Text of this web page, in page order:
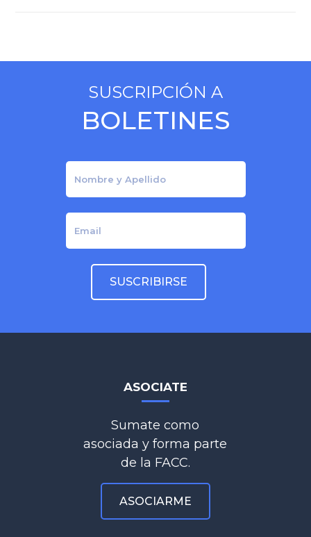
SUSCRIPCIÓN A
BOLETINES
ASOCIATE
Sumate como
asociada y forma parte
de la FACC.
ASOCIARME